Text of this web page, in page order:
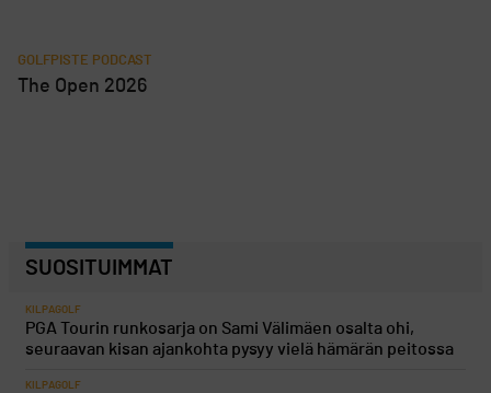
GOLFPISTE PODCAST
The Open 2026
SUOSITUIMMAT
KILPAGOLF
PGA Tourin runkosarja on Sami Välimäen osalta ohi,
seuraavan kisan ajankohta pysyy vielä hämärän peitossa
KILPAGOLF